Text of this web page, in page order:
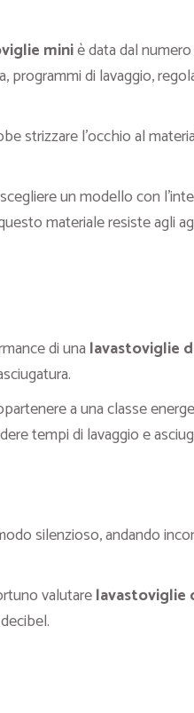
miniè data dal
programmi di lavaggio,
strizzare l’occhio al
un modello con
materiale resiste agli
di unalavastoviglie
a una classe
tempi di lavaggio e
silenzioso, andando
valutarelavastoviglie